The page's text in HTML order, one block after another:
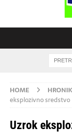
HOME
eksplozivno sredstvo
Uzrok